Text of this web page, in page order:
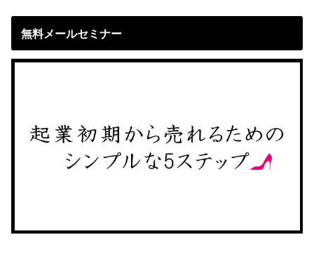
無料メールセミナー